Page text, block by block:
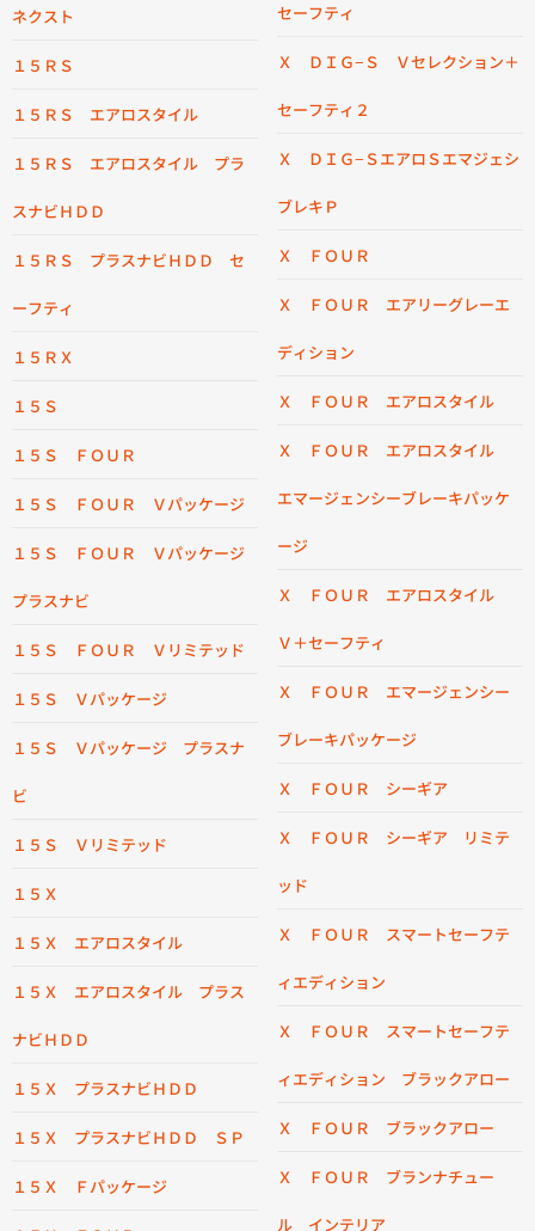
ネクスト
１５ＲＳ
１５ＲＳ エアロスタイル
１５ＲＳ エアロスタイル プラ
スナビＨＤＤ
１５ＲＳ プラスナビＨＤＤ セ
ーフティ
１５ＲＸ
１５Ｓ
１５Ｓ ＦＯＵＲ
１５Ｓ ＦＯＵＲ Ｖパッケージ
１５Ｓ ＦＯＵＲ Ｖパッケージ
プラスナビ
１５Ｓ ＦＯＵＲ Ｖリミテッド
１５Ｓ Ｖパッケージ
１５Ｓ Ｖパッケージ プラスナ
ビ
１５Ｓ Ｖリミテッド
１５Ｘ
１５Ｘ エアロスタイル
１５Ｘ エアロスタイル プラス
ナビＨＤＤ
１５Ｘ プラスナビＨＤＤ
１５Ｘ プラスナビＨＤＤ ＳＰ
１５Ｘ Ｆパッケージ
セーフティ
Ｘ ＤＩＧ−Ｓ Ｖセレクション＋
セーフティ２
Ｘ ＤＩＧ−ＳエアロＳエマジェシ
ブレキＰ
Ｘ ＦＯＵＲ
Ｘ ＦＯＵＲ エアリーグレーエ
ディション
Ｘ ＦＯＵＲ エアロスタイル
Ｘ ＦＯＵＲ エアロスタイル
エマージェンシーブレーキパッケ
ージ
Ｘ ＦＯＵＲ エアロスタイル
Ｖ＋セーフティ
Ｘ ＦＯＵＲ エマージェンシー
ブレーキパッケージ
Ｘ ＦＯＵＲ シーギア
Ｘ ＦＯＵＲ シーギア リミテ
ッド
Ｘ ＦＯＵＲ スマートセーフテ
ィエディション
Ｘ ＦＯＵＲ スマートセーフテ
ィエディション ブラックアロー
Ｘ ＦＯＵＲ ブラックアロー
Ｘ ＦＯＵＲ ブランナチュー
ル インテリア